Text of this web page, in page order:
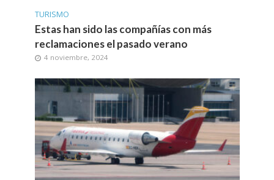
TURISMO
Estas han sido las compañías con más
reclamaciones el pasado verano
4 noviembre, 2024